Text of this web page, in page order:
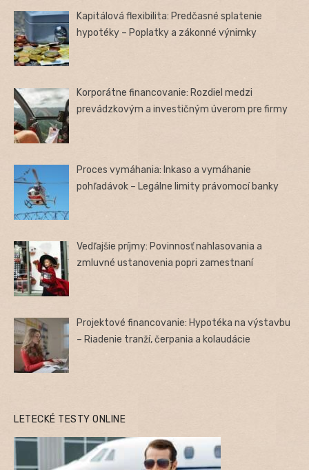
Kapitálová flexibilita: Predčasné splatenie
hypotéky – Poplatky a zákonné výnimky
Korporátne financovanie: Rozdiel medzi
prevádzkovým a investičným úverom pre firmy
Proces vymáhania: Inkaso a vymáhanie
pohľadávok – Legálne limity právomocí banky
Vedľajšie príjmy: Povinnosť nahlasovania a
zmluvné ustanovenia popri zamestnaní
Projektové financovanie: Hypotéka na výstavbu
– Riadenie tranží, čerpania a kolaudácie
LETECKÉ TESTY ONLINE